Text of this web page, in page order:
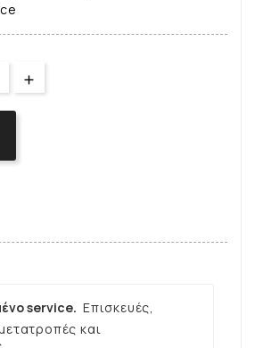
service. Επισκευές,
και